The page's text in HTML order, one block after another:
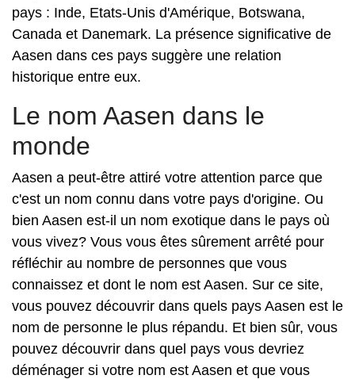
pays : Inde, Etats-Unis d'Amérique, Botswana,
Canada et Danemark. La présence significative de
Aasen dans ces pays suggère une relation
historique entre eux.
Le nom Aasen dans le
monde
Aasen a peut-être attiré votre attention parce que
c'est un nom connu dans votre pays d'origine. Ou
bien Aasen est-il un nom exotique dans le pays où
vous vivez? Vous vous êtes sûrement arrêté pour
réfléchir au nombre de personnes que vous
connaissez et dont le nom est Aasen. Sur ce site,
vous pouvez découvrir dans quels pays Aasen est le
nom de personne le plus répandu. Et bien sûr, vous
pouvez découvrir dans quel pays vous devriez
déménager si votre nom est Aasen et que vous